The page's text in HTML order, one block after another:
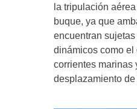
la tripulación
buque, ya que
encuentran
dinámicos como el
corrientes marinas
desplazamiento